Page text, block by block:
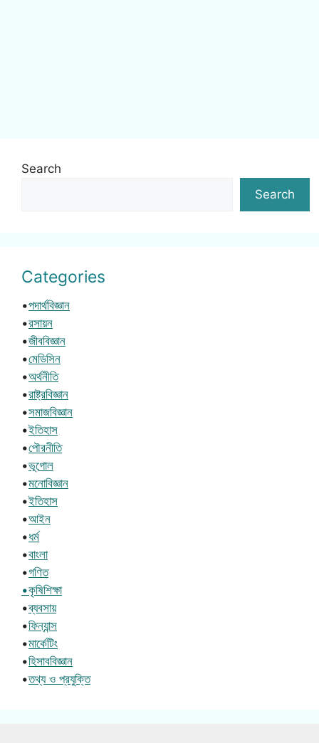
Search
Search
Categories
•পদার্থবিজ্ঞান
•রসায়ন
•জীববিজ্ঞান
•মেডিসিন
•অর্থনীতি
•রাষ্ট্রবিজ্ঞান
•সমাজবিজ্ঞান
•ইতিহাস
•পৌরনীতি
•ভূগোল
•মনোবিজ্ঞান
•ইতিহাস
•আইন
•ধর্ম
•বাংলা
•গণিত
•কৃষিশিক্ষা
•ব্যবসায়
•ফিন্যান্স
•মার্কেটিং
•হিসাববিজ্ঞান
•তথ্য ও প্রযুক্তি